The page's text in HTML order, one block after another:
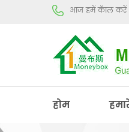
आज हमें कॅाल करें
होम